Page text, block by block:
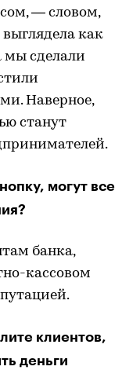
— словом,
как
мы сделали
Наверное,
станут
могут все
банка,
кассовом
клиентов,
деньги